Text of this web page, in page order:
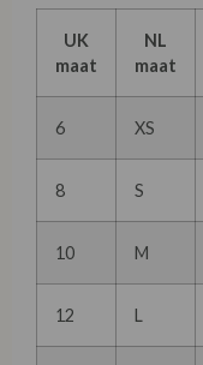
UK
maat
NL
maat
6 XS
8 S
10 M
12 L